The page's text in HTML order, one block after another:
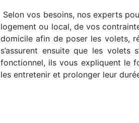
Selon vos besoins, nos experts
logement ou local, de vos
domicile afin de poser les volets,
s’assurent ensuite que les volets
fonctionnel, ils vous expliquent le
les entretenir et prolonger leur